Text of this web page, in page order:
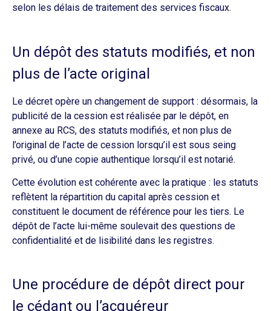
selon les délais de traitement des services fiscaux.
Un dépôt des statuts modifiés, et non
plus de l’acte original
Le décret opère un changement de support : désormais, la
publicité de la cession est réalisée par le dépôt, en
annexe au RCS, des statuts modifiés, et non plus de
l’original de l’acte de cession lorsqu’il est sous seing
privé, ou d’une copie authentique lorsqu’il est notarié.
Cette évolution est cohérente avec la pratique : les statuts
reflètent la répartition du capital après cession et
constituent le document de référence pour les tiers. Le
dépôt de l’acte lui-même soulevait des questions de
confidentialité et de lisibilité dans les registres.
Une procédure de dépôt direct pour
le cédant ou l’acquéreur